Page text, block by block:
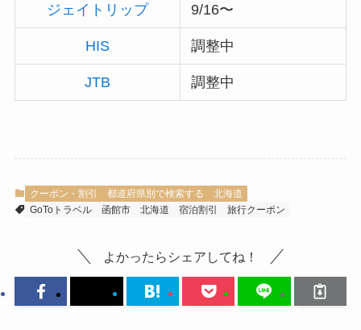
ジェイトリップ 9/16〜
HIS 調整中
JTB 調整中
クーポン・割引 都道府県別で検索する
北海道
GoToトラベル
函館市 北海道 宿泊割引 旅行クーポン
よかったらシェアしてね！